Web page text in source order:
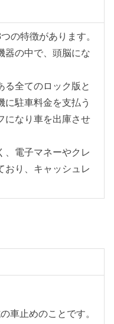
の特徴があります。
の中で、頭脳にな
全てのロック版と
駐車料金を支払う
になり車を出庫させ
電子マネーやクレ
おり、キャッシュレ
車止めのことです。